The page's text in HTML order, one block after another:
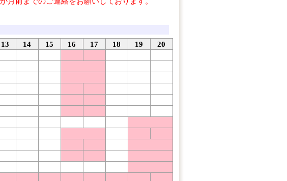
13 14 15 16 17 18 19 20